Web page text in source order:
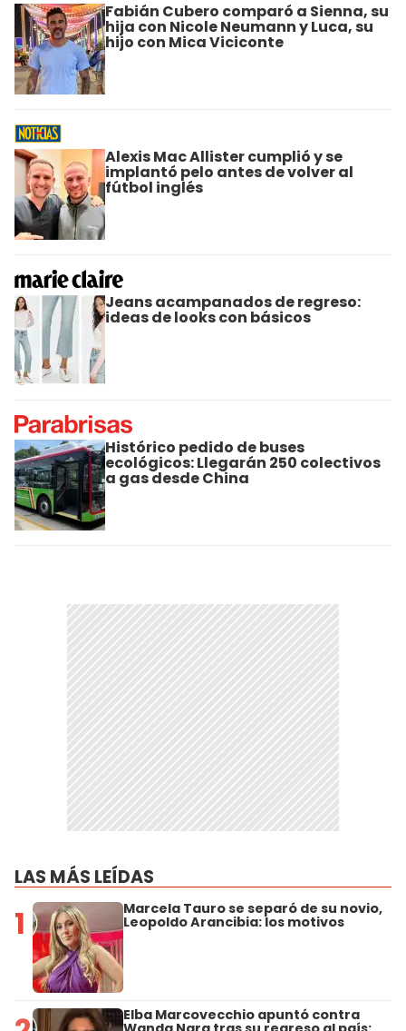
Fabián Cubero comparó a Sienna, su
hija con Nicole Neumann y Luca, su
hijo con Mica Viciconte
Alexis Mac Allister cumplió y se
implantó pelo antes de volver al
fútbol inglés
Jeans acampanados de regreso:
ideas de looks con básicos
Histórico pedido de buses
ecológicos: Llegarán 250 colectivos
a gas desde China
LAS MÁS LEÍDAS
1 Marcela Tauro se separó de su novio,
Leopoldo Arancibia: los motivos
Elba Marcovecchio apuntó contra